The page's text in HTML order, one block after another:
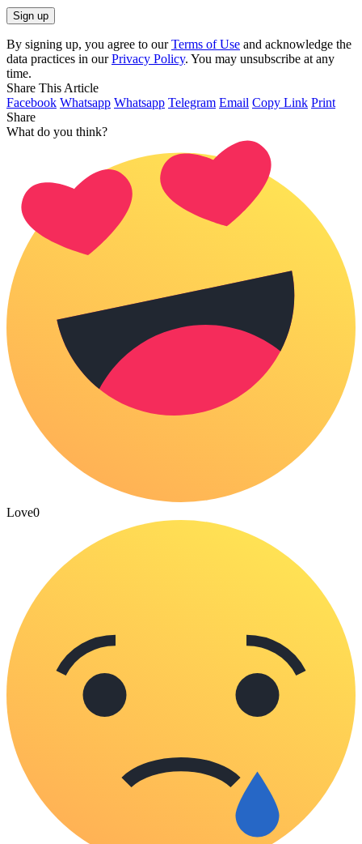
By signing up, you agree to ourTerms of Use and acknowledge the
data practices in ourPrivacy Policy. You may unsubscribe at any
time.
Share This Article
Facebook Whatsapp Whatsapp Telegram Email Copy Link Print
Share
What do you think?
Love0